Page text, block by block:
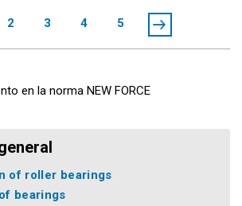
2 3 4 5
en la norma NEW FORCE
of roller bearings
bearings